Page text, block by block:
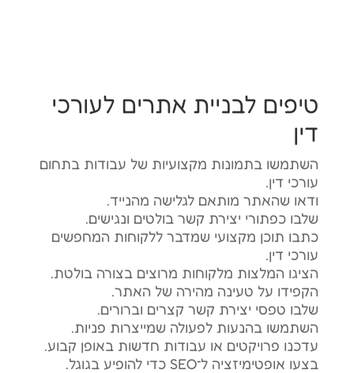
טיפים לבניית אתרים לעורכי
דין
השתמשו בתמונות מקצועיות של עבודות בתחום
עורכי דין.
ודאו שהאתר מותאם לגלישה מהנייד.
שלבו כפתורי יצירת קשר בולטים ונגישים.
כתבו תוכן מקצועי שמדבר ללקוחות המחפשים
עורכי דין.
הציגו המלצות מלקוחות מרוצים בצורה בולטת.
הקפידו על טעינה מהירה של האתר.
שלבו טפסי יצירת קשר קצרים וברורים.
השתמשו בהנעות לפעולה שמייצרות פניות.
עדכנו פרויקטים או עבודות חדשות באופן קבוע.
בצעו אופטימיזציה ל־SEO כדי להופיע בגוגל.